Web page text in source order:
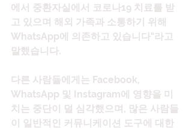
에서 중환자실에서 코로나19 치료를 받
고 있으며 해외 가족과 소통하기 위해
WhatsApp에 의존하고 있습니다"라고
말했습니다.
다른 사람들에게는 Facebook,
WhatsApp 및 Instagram에 영향을 미
치는 중단이 덜 심각했으며, 많은 사람들
이 일반적인 커뮤니케이션 도구에 대한